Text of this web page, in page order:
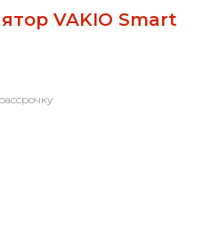
VAKIO Smart